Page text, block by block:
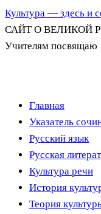
Культура — здесь и
САЙТ О ВЕЛИКОЙ
Учителям посвящаю
Перейти
содержимому
Главная
Указатель
Русский язык
Русская
Культура речи
История
Теория